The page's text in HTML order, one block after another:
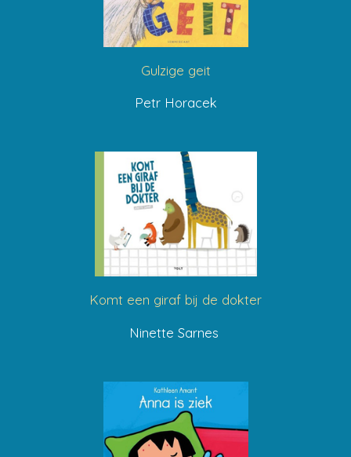
Gulzige geit
Petr Horacek
Komt een giraf bij de dokter
Ninette Sarnes